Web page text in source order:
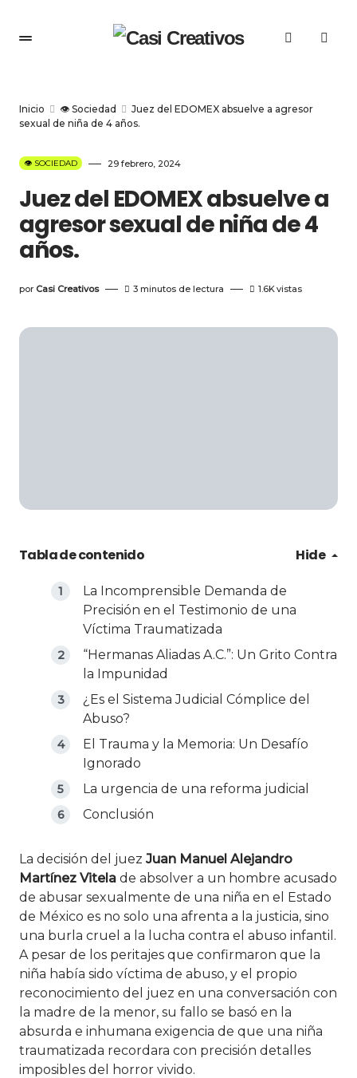
Inicio 👁️ Sociedad
Juez del EDOMEX absuelve a agresor
sexual de niña de 4 años.
👁️ SOCIEDAD 29 febrero, 2024
Juez del EDOMEX absuelve a
agresor sexual de niña de 4
años.
por Casi Creativos 3 minutos de lectura 1.6Kvistas
Tabla de contenido Hide
La Incomprensible Demanda de
Precisión en el Testimonio de una
Víctima Traumatizada
“Hermanas Aliadas A.C.”: Un Grito Contra
la Impunidad
¿Es el Sistema Judicial Cómplice del
Abuso?
El Trauma y la Memoria: Un Desafío
Ignorado
La urgencia de una reforma judicial
Conclusión
La decisión del juez Juan Manuel Alejandro
Martínez Vitela de absolver a un hombre acusado
de abusar sexualmente de una niña en el Estado
de México es no solo una afrenta a la justicia, sino
una burla cruel a la lucha contra el abuso infantil.
A pesar de los peritajes que confirmaron que la
niña había sido víctima de abuso, y el propio
reconocimiento del juez en una conversación con
la madre de la menor, su fallo se basó en la
absurda e inhumana exigencia de que una niña
traumatizada recordara con precisión detalles
imposibles del horror vivido.